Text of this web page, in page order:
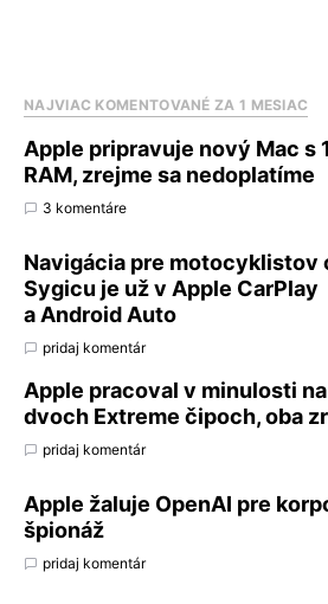
NAJVIAC KOMENTOVANÉ ZA 1 MESIAC
Apple pripravuje nový Mac s
RAM, zrejme sa nedoplatíme
3 komentáre
Navigácia pre motocyklistov
Sygicu je už v Apple CarPlay
a Android Auto
pridaj komentár
Apple pracoval v minulosti na
dvoch Extreme čipoch, oba
pridaj komentár
Apple žaluje OpenAI pre
špionáž
pridaj komentár